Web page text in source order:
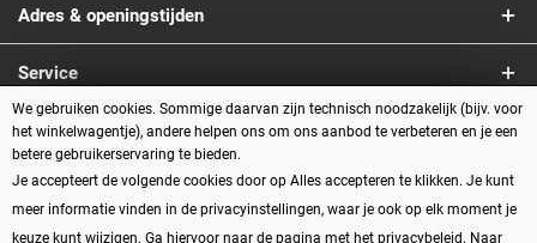
Adres & openingstijden
Service
Informatie
Betaalmethoden
We gebruiken cookies. Sommige daarvan zijn technisch noodzakelijk (bijv. voor
het winkelwagentje), andere helpen ons om ons aanbod te verbeteren en je een
betere gebruikerservaring te bieden.
Je accepteert de volgende cookies door op Alles accepteren te klikken. Je kunt
meer informatie vinden in de privacyinstellingen, waar je ook op elk moment je
keuze kunt wijzigen. Ga hiervoor naar de pagina met het privacybeleid. Naar